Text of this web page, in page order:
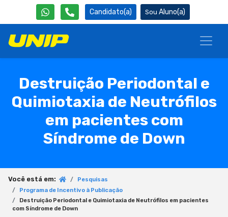
Candidato(a) Aluno(a)
Destruição Periodontal e
Quimiotaxia de Neutrófilos
em pacientes com
Síndrome de Down
Você está em:
Pesquisas
Programa de Incentivo à Publicação
Destruição Periodontal e Quimiotaxia de Neutrófilos em pacientes
com Síndrome de Down